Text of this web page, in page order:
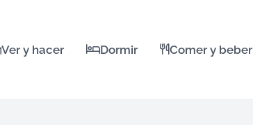
Ver y hacer Dormir Comer y beber